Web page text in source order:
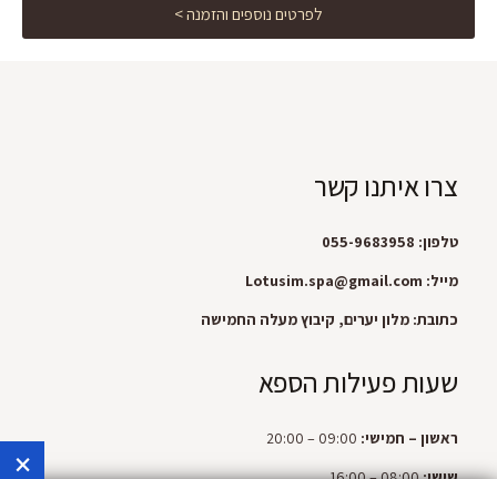
לפרטים נוספים והזמנה >
צרו איתנו קשר
טלפון: 055-9683958
מייל: Lotusim.spa@gmail.com
כתובת:מלון יערים, קיבוץ מעלה החמישה
שעות פעילות הספא
ראשון – חמישי:
×